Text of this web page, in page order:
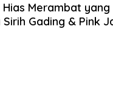
Hias Merambat yang
Sirih Gading & Pink